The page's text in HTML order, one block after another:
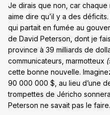
Je dirais que non, car
aime dire qu’il y a des
qui partait en fumée au
de David Peterson, dont je
province à 39 milliards de
communicateurs, marmotteux
cette bonne nouvelle.
90 000 000 $, au lieu d’une
trompettes de Jéricho
Peterson ne savait pas le